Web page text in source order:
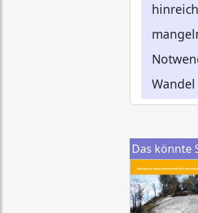
Das könnte